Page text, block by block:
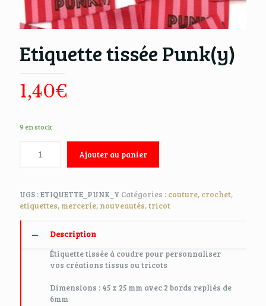
Etiquette tissée Punk(y)
1,40€
9 en stock
Ajouter au panier
UGS :ETIQUETTE_PUNK_Y Catégories : couture, crochet,
etiquettes, mercerie, nouveautés,tricot
Description
Étiquette tissée à coudre pour personnaliser
vos créations tissus ou tricots
Dimensions : 45 x 25 mm avec 2 bords repliés de
6mm